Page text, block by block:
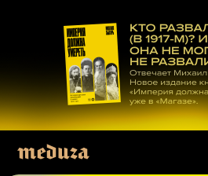
материалам